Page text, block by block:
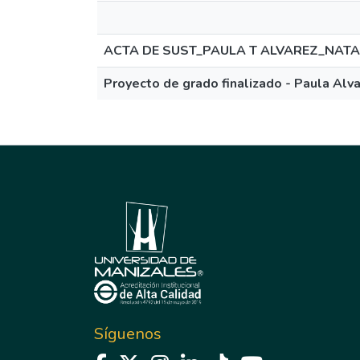
ACTA DE SUST_PAULA T
Proyecto de grado finalizado - Paula
Síguenos